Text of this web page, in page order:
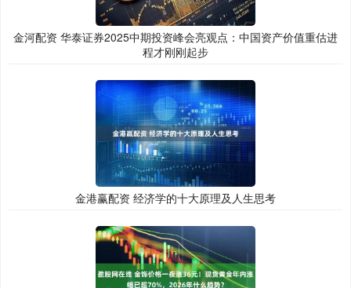
金河配资 华泰证券2025中期投资峰会亮观点：中国资产价值重估进
程才刚刚起步
金港赢配资 经济学的十大原理及人生思考